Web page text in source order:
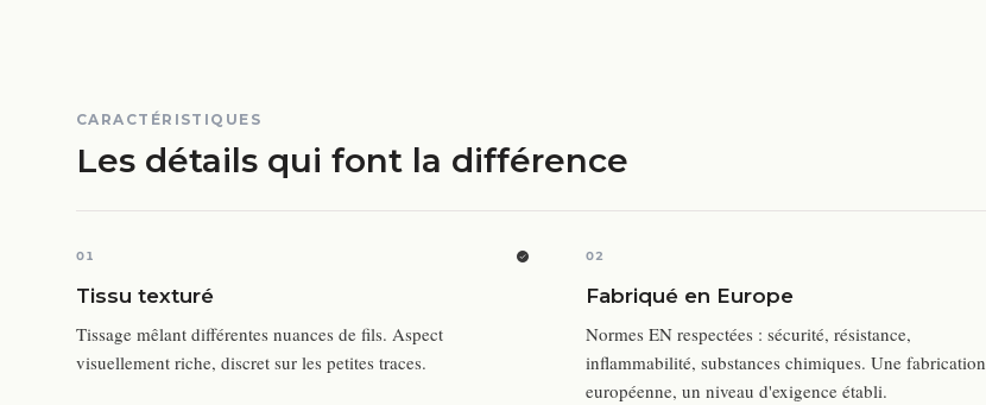
CARACTÉRISTIQUES
Les détails qui font la différence
01
Tissu texturé
Tissage mêlant différentes nuances de fils. Aspect
visuellement riche, discret sur les petites traces.
02
Fabriqué en Europe
Normes EN respectées : sécurité, résistance,
inflammabilité, substances chimiques. Une fabrication
européenne, un niveau d'exigence établi.